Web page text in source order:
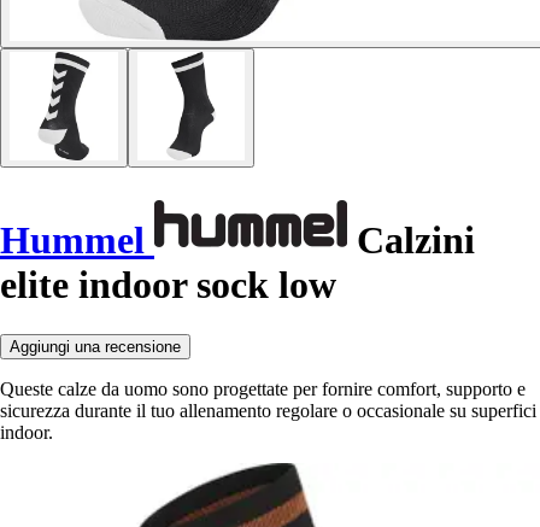
Hummel
Calzini
elite indoor sock low
Aggiungi una recensione
Queste calze da uomo sono progettate per fornire comfort, supporto e
sicurezza durante il tuo allenamento regolare o occasionale su superfici
indoor.